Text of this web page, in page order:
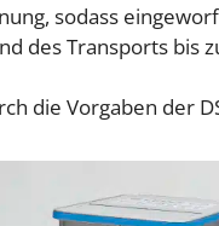
sodass
des Transports bis
die Vorgaben der